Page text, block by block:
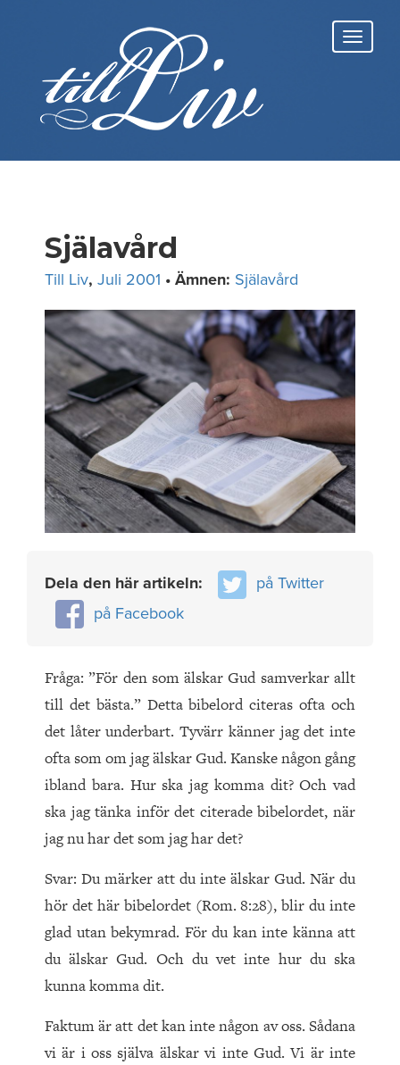
Själavård
Till Liv, Juli 2001 • Ämnen: Själavård
Dela den här artikeln:
på Twitter
på Facebook
Fråga: ”För den som älskar Gud samverkar allt
till det bästa.” Detta bibelord citeras ofta och
det låter underbart. Tyvärr känner jag det inte
ofta som om jag älskar Gud. Kanske någon gång
ibland bara. Hur ska jag komma dit? Och vad
ska jag tänka inför det citerade bibelordet, när
jag nu har det som jag har det?
Svar: Du märker att du inte älskar Gud. När du
hör det här bibelordet (Rom. 8:28), blir du inte
glad utan bekymrad. För du kan inte känna att
du älskar Gud. Och du vet inte hur du ska
kunna komma dit.
Faktum är att det kan inte någon av oss. Sådana
vi är i oss själva älskar vi inte Gud. Vi är inte